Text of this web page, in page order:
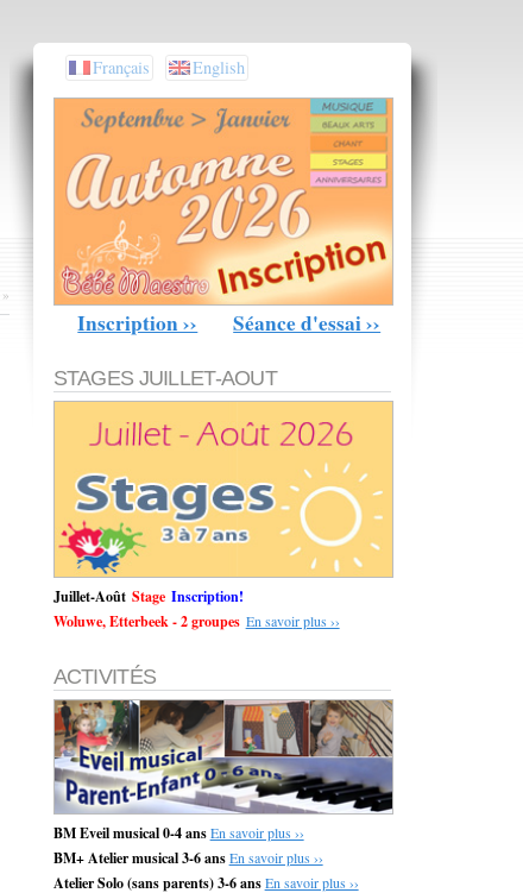
»
Français English
Inscription ›› Séance d'essai ››
STAGES JUILLET-AOUT
Juillet-Août Stage Inscription!
Woluwe, Etterbeek - 2 groupes En savoir plus ››
ACTIVITÉS
BM Eveil musical 0-4 ans En savoir plus ››
BM+ Atelier musical 3-6 ans En savoir plus ››
Atelier Solo (sans parents) 3-6 ans En savoir plus ››